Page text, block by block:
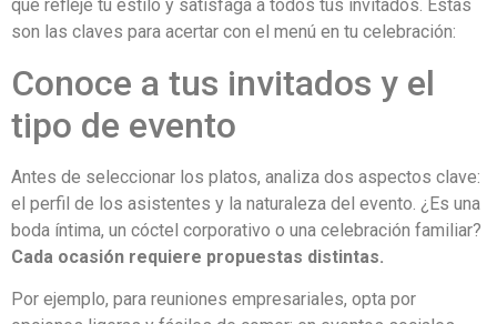
que refleje tu estilo y satisfaga a todos tus invitados. Estas
son las claves para acertar con el menú en tu celebración:
Conoce a tus invitados y el
tipo de evento
Antes de seleccionar los platos, analiza dos aspectos clave:
el perfil de los asistentes y la naturaleza del evento. ¿Es una
boda íntima, un cóctel corporativo o una celebración familiar?
Cada ocasión requiere propuestas distintas.
Por ejemplo, para reuniones empresariales, opta por